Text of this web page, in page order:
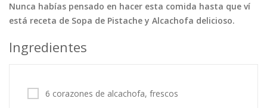
Tortas Vegetales
Vegetarian…
Tips y Trucos
Nunca habías pensado en hacer esta comida hasta que ví
está receta de Sopa de Pistache y Alcachofa delicioso.
Ingredientes
6 corazones de alcachofa, frescos